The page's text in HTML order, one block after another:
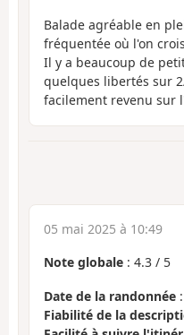
Balade agréable en
fréquentée où l'on
Il y a beaucoup de
quelques libertés sur
facilement revenu sur
05 mai 2025 à 10:49
Note globale : 4.3 / 5
Date de la randonnée
Fiabilité de la